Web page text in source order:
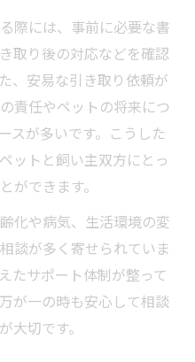
際には、事前に必要な書
取り後の対応などを確認
、安易な引き取り依頼が
責任やペットの将来につ
スが多いです。こうした
ットと飼い主双方にとっ
ができます。
化や病気、生活環境の変
談が多く寄せられていま
たサポート体制が整って
が一の時も安心して相談
大切です。